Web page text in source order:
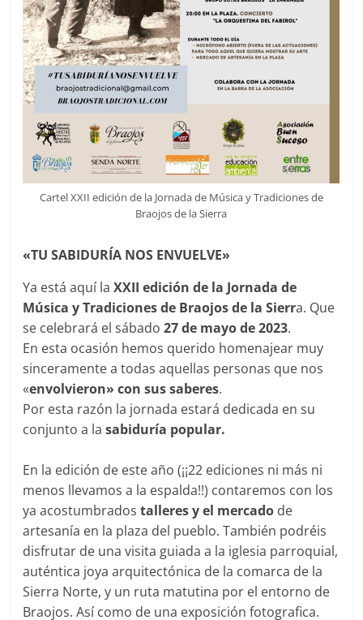
Cartel XXII edición de la Jornada de Música y Tradiciones de
Braojos de la Sierra
«TU SABIDURÍA NOS ENVUELVE»
Ya está aquí laXXII edición de la Jornada de
Música y Tradiciones de Braojos de la Sierra. Que
se celebrará el sábado27 de mayo de 2023.
En esta ocasión hemos querido homenajear muy
sinceramente a todas aquellas personas que nos
«envolvieron» con sus saberes.
Por esta razón la jornada estará dedicada en su
conjunto a lasabiduría popular.
En la edición de este año (¡¡22 ediciones ni más ni
menos llevamos a la espalda!!) contaremos con los
ya acostumbradostalleres y el mercado de
artesanía en la plaza del pueblo. También podréis
disfrutar de una visita guiada a la iglesia parroquial,
auténtica joya arquitectónica de la comarca de la
Sierra Norte, y un ruta matutina por el entorno de
Braojos. Así como de una exposición fotografica.